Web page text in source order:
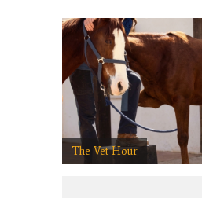
The Vet Hour